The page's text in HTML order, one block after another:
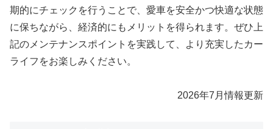
期的にチェックを行うことで、愛車を安全かつ快適な状態
に保ちながら、経済的にもメリットを得られます。ぜひ上
記のメンテナンスポイントを実践して、より充実したカー
ライフをお楽しみください。
2026年7月情報更新